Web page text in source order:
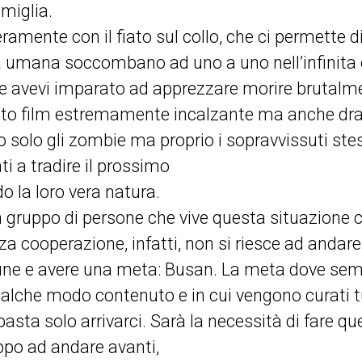
con il fiato sul collo, che ci permette
soccombano ad uno a uno nell’infinita
avevi imparato ad apprezzare morire
film estremamente incalzante ma anche
solo gli zombie ma proprio i sopravvissuti
a tradire il prossimo
la loro vera natura.
gruppo di persone che vive questa
cooperazione, infatti, non si riesce ad
e avere una meta: Busan. La meta dove
modo contenuto e in cui vengono curati
solo arrivarci. Sarà la necessità di fare
ad andare avanti,